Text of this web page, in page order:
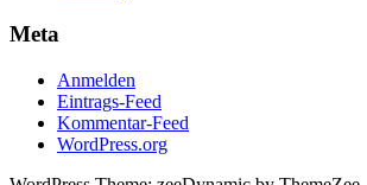
Meta
Anmelden
Eintrags-Feed
Kommentar-Feed
WordPress.org